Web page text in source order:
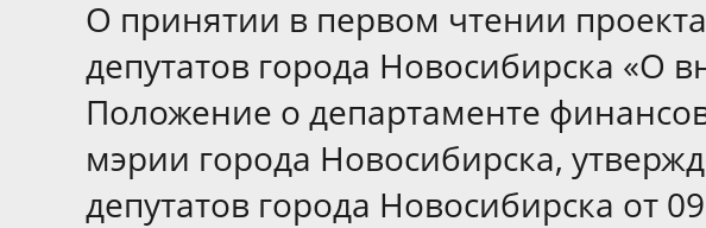
Информация о проверках
депутатов предыдущих
Комиссия по вопросам
муниципальной службы
Обратная связь для
фактах коррупции
О принятии в первом чтении
депутатов города Новосибирска «О
Положение о департаменте
мэрии города Новосибирска,
депутатов города Новосибирска от